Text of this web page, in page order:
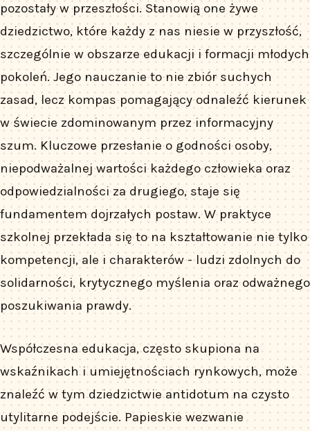
pozostały w przeszłości. Stanowią one żywe
dziedzictwo, które każdy z nas niesie w przyszłość,
szczególnie w obszarze edukacji i formacji młodych
pokoleń. Jego nauczanie to nie zbiór suchych
zasad, lecz kompas pomagający odnaleźć kierunek
w świecie zdominowanym przez informacyjny
szum. Kluczowe przesłanie o godności osoby,
niepodważalnej wartości każdego człowieka oraz
odpowiedzialności za drugiego, staje się
fundamentem dojrzałych postaw. W praktyce
szkolnej przekłada się to na kształtowanie nie tylko
kompetencji, ale i charakterów - ludzi zdolnych do
solidarności, krytycznego myślenia oraz odważnego
poszukiwania prawdy.
Współczesna edukacja, często skupiona na
wskaźnikach i umiejętnościach rynkowych, może
znaleźć w tym dziedzictwie antidotum na czysto
utylitarne podejście. Papieskie wezwanie